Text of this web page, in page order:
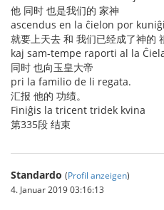
他 同时 也是我们的 家神
ascendus en la ĉielon por
就要上天去 和 我们已经成了神的
kaj sam-tempe raporti al la
同时 也向玉皇大帝
pri la familio de li regata.
汇报 他的 功绩。
Finiĝis la tricent tridek kvina
第335段 结束
Standardo (Profil anzeigen)
4. Januar 2019 03:16:13